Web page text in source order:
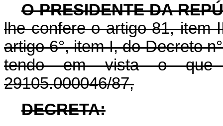
O PRESIDENTE DA
lhe confere o artigo 81, item
artigo 6°, item I, do Decreto
tendo em vista o que
29105.000046/87,
DECRETA: